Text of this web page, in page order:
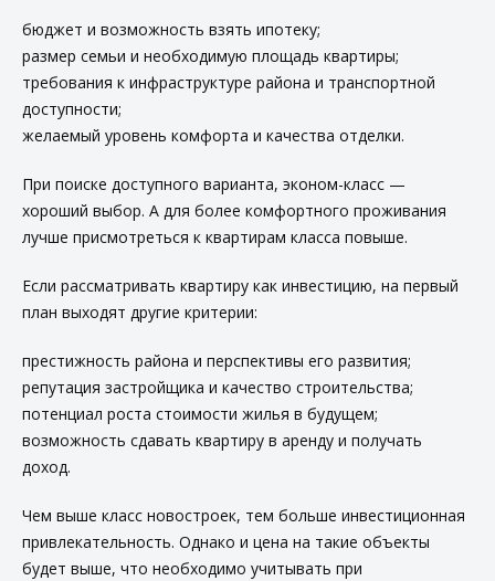
бюджет и возможность взять ипотеку;
размер семьи и необходимую площадь квартиры;
требования к инфраструктуре района и транспортной
доступности;
желаемый уровень комфорта и качества отделки.
При поиске доступного варианта, эконом-класс —
хороший выбор. А для более комфортного проживания
лучше присмотреться к квартирам класса повыше.
Если рассматривать квартиру как инвестицию, на первый
план выходят другие критерии:
престижность района и перспективы его развития;
репутация застройщика и качество строительства;
потенциал роста стоимости жилья в будущем;
возможность сдавать квартиру в аренду и получать
доход.
Чем выше класс новостроек, тем больше инвестиционная
привлекательность. Однако и цена на такие объекты
будет выше, что необходимо учитывать при